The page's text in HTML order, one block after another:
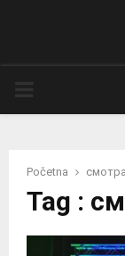
Početna смотра
Tag :